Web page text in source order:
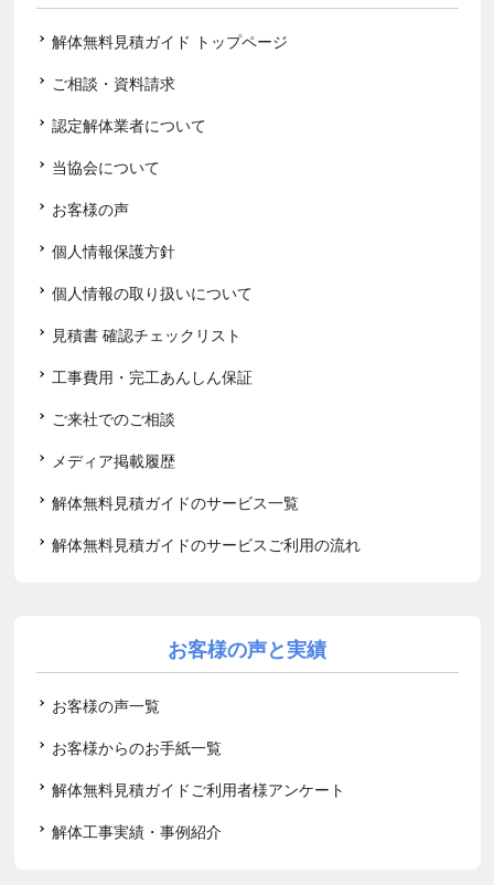
解体無料見積ガイド トップページ
ご相談・資料請求
認定解体業者について
当協会について
お客様の声
個人情報保護方針
個人情報の取り扱いについて
見積書 確認チェックリスト
工事費用・完工あんしん保証
ご来社でのご相談
メディア掲載履歴
解体無料見積ガイドのサービス一覧
解体無料見積ガイドのサービスご利用の流れ
お客様の声と実績
お客様の声一覧
お客様からのお手紙一覧
解体無料見積ガイドご利用者様アンケート
解体工事実績・事例紹介